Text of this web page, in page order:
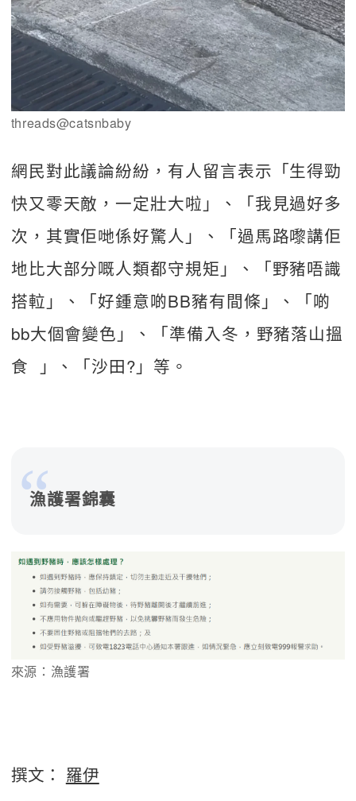
threads@catsnbaby
網民對此議論紛紛，有人留言表示「生得勁
快又零天敵，一定壯大啦」、「我見過好多
次，其實佢哋係好驚人」、「過馬路嚟講佢
地比大部分嘅人類都守規矩」、「野豬唔識
搭𨋢」、「好鍾意啲BB豬有間條」、「啲
bb大個會變色」、「準備入冬，野豬落山搵
食  」、「沙田?」等。
漁護署錦囊
來源：漁護署
撰文： 羅伊